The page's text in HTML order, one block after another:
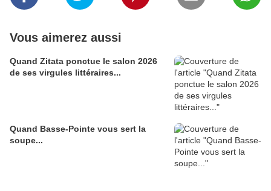
Vous aimerez aussi
Quand Zitata ponctue le salon 2026
de ses virgules littéraires...
Quand Basse-Pointe vous sert la
soupe...